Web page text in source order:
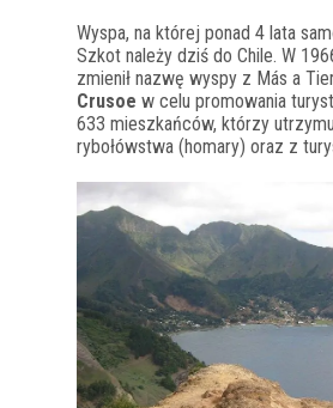
Wyspa, na której ponad 4 lata
Szkot należy dziś do Chile. W
zmienił nazwę wyspy z Más a
Crusoe w celu promowania
633 mieszkańców, którzy
rybołówstwa (homary) oraz z